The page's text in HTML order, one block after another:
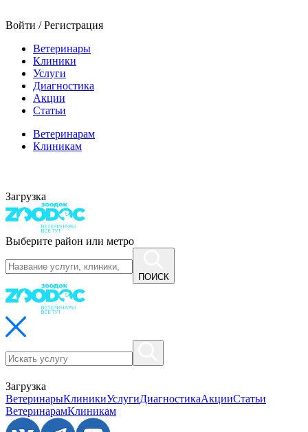
Войти / Регистрация
Ветеринары
Клиники
Услуги
Диагностика
Акции
Статьи
Ветеринарам
Клиникам
Загрузка
Выберите район или метро
ПОИСК
Загрузка
ВетеринарыКлиникиУслугиДиагностикаАкцииСтатьи
ВетеринарамКлиникам